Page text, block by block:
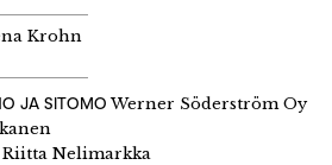
Krohn
JA SITOMOWerner Söderström Oy
Riitta Nelimarkka